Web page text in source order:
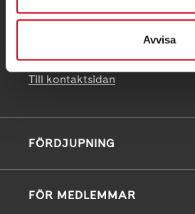
Avvisa
info@neuro.se
75 | Organisationsnummer
Till kontaktsidan
FÖRDJUPNING
FÖR MEDLEMMAR